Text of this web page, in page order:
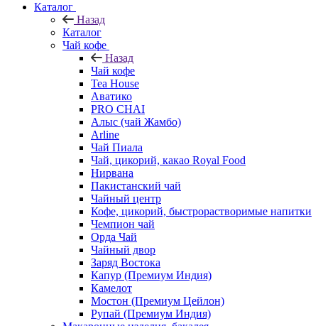
Каталог
Назад
Каталог
Чай кофе
Назад
Чай кофе
Tea House
Аватико
PRO CHAI
Алыс (чай Жамбо)
Arline
Чай Пиала
Чай, цикорий, какао Royal Food
Нирвана
Пакистанский чай
Чайный центр
Кофе, цикорий, быстрорастворимые напитки
Чемпион чай
Орда Чай
Чайный двор
Заряд Востока
Капур (Премиум Индия)
Камелот
Мостон (Премиум Цейлон)
Рупай (Премиум Индия)